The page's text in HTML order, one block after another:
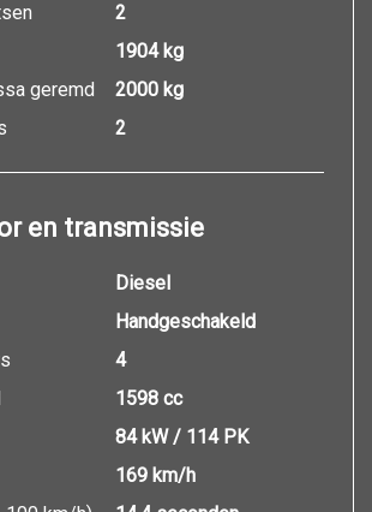
2
1904 kg
geremd
2000 kg
2
en transmissie
Diesel
Handgeschakeld
4
1598 cc
84 kW / 114 PK
169 km/h